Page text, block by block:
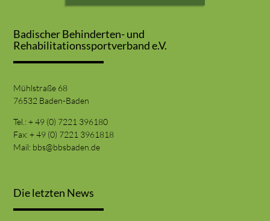
Badischer Behinderten- und
Rehabilitationssportverband e.V.
Mühlstraße 68
76532 Baden-Baden
Tel.: + 49 (0) 7221 396180
Fax: + 49 (0) 7221 3961818
Mail: bbs@bbsbaden.de
Die letzten News